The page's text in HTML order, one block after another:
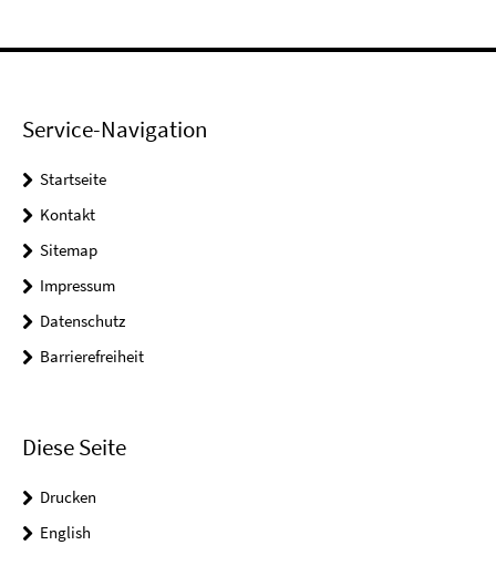
Service-Navigation
Startseite
Kontakt
Sitemap
Impressum
Datenschutz
Barrierefreiheit
Diese Seite
Drucken
English